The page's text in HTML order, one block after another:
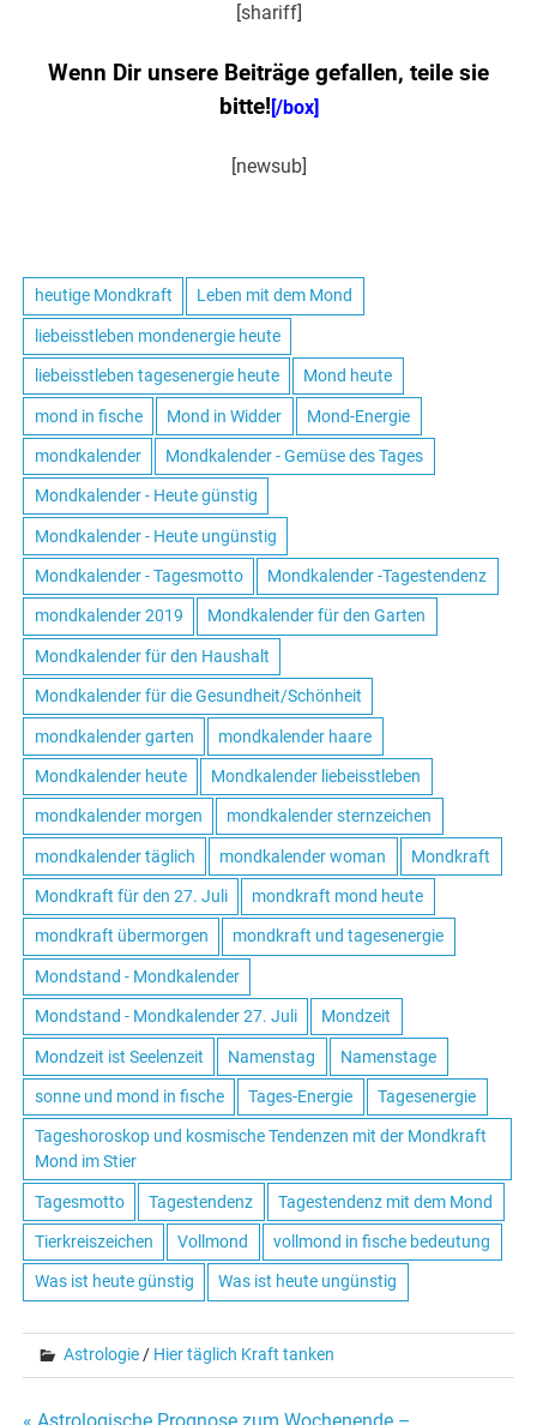
[shariff]
Wenn Dir unsere Beiträge gefallen, teile sie
bitte! [/box]
[newsub]
heutige Mondkraft Leben mit dem Mond
liebeisstleben mondenergie heute
liebeisstleben tagesenergie heute Mond heute
mond in fische Mond in Widder Mond-Energie
mondkalender Mondkalender - Gemüse des Tages
Mondkalender - Heute günstig
Mondkalender - Heute ungünstig
Mondkalender - Tagesmotto Mondkalender -Tagestendenz
mondkalender 2019 Mondkalender für den Garten
Mondkalender für den Haushalt
Mondkalender für die Gesundheit/Schönheit
mondkalender garten mondkalender haare
Mondkalender heute Mondkalender liebeisstleben
mondkalender morgen mondkalender sternzeichen
mondkalender täglich mondkalender woman Mondkraft
Mondkraft für den 27. Juli mondkraft mond heute
mondkraft übermorgen mondkraft und tagesenergie
Mondstand - Mondkalender
Mondstand - Mondkalender 27. Juli Mondzeit
Mondzeit ist Seelenzeit Namenstag Namenstage
sonne und mond in fische Tages-Energie Tagesenergie
Tageshoroskop und kosmische Tendenzen mit der Mondkraft
Mond im Stier
Tagesmotto Tagestendenz Tagestendenz mit dem Mond
Tierkreiszeichen Vollmond vollmond in fische bedeutung
Was ist heute günstig Was ist heute ungünstig
Astrologie / Hier täglich Kraft tanken
« Astrologische Prognose zum Wochenende –